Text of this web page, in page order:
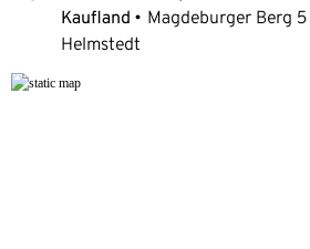
Kaufland Magdeburger Berg 5
Helmstedt